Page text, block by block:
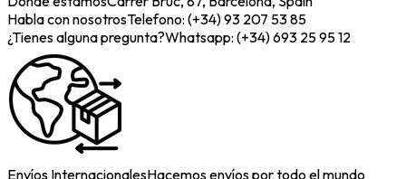
Habla con nosotrosTelefono: (+34) 93 207 53 85
¿Tienes alguna pregunta?Whatsapp: (+34) 693 25 95 12
Envíos InternacionalesHacemos envíos por todo el mundo